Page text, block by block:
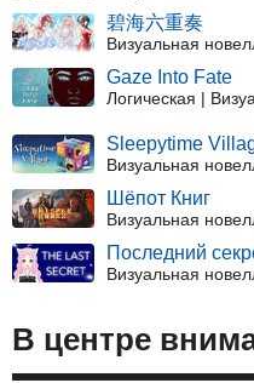
碧海六重奏
Визуальная
Gaze Into Fate
Логическая |
Sleepytime
Визуальная
Шёпот Книг
Визуальная
Последний
Визуальная
В центре